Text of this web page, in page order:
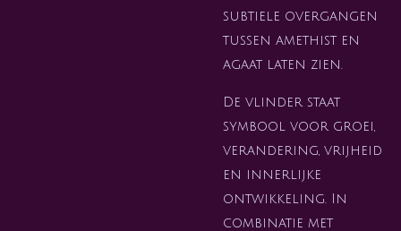
subtiele overgangen
tussen amethist en
agaat laten zien.
De vlinder staat
symbool voor groei,
verandering, vrijheid
en innerlijke
ontwikkeling. In
combinatie met